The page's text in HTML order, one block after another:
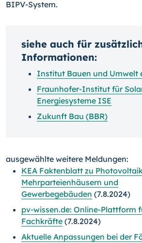
BIPV-System.
siehe auch für
Informationen:
Institut Bauen und Umwelt
Fraunhofer-Institut für
Energiesysteme ISE
Zukunft Bau (BBR)
ausgewählte weitere Meldungen:
KEA Faktenblatt zu
Mehrparteienhäusern und
Gewerbegebäuden (7.8.2024)
pv-wissen.de: Online-Plattform
Fachkräfte (7.8.2024)
Aktuelle Anpassungen bei der